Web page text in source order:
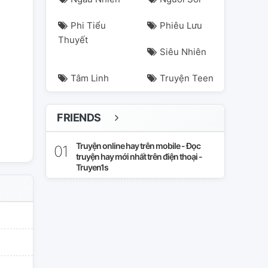
hạtrạchuyên hệ họcviệnthiênkhải
Phi Tiểu
Thuyết
Phiêu Lưu
Siêu Nhiên
Tâm Linh Truyện Teen
FRIENDS
Truyện online hay trên mobile - Đọc
truyện hay mới nhất trên điện thoại -
Truyen1s